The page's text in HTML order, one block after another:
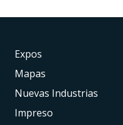
Expos
Mapas
Nuevas Industrias
Impreso